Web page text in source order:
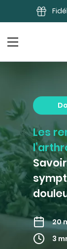
Les
20
3
Panneau de